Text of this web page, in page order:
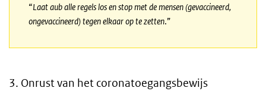
“Laat aub alle regels los en stop met de mensen (gevaccineerd,
ongevaccineerd) tegen elkaar op te zetten.”
3. Onrust van het coronatoegangsbewijs